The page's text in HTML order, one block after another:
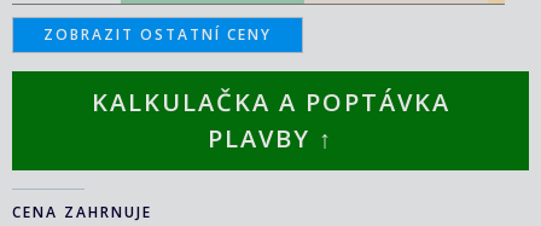
ZOBRAZIT OSTATNÍ CENY
KALKULAČKA A POPTÁVKA
PLAVBY ↑
CENA ZAHRNUJE